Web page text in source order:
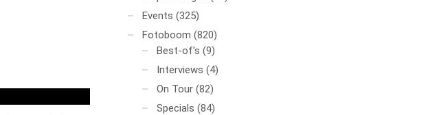
Events (325)
Fotoboom (820)
Best-of's (9)
Interviews (4)
On Tour (82)
Specials (84)